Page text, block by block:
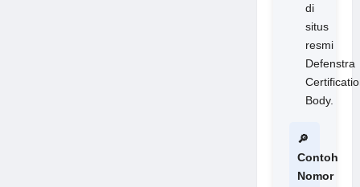
di
situs
resmi
Defenstra
Body.
🔎
Contoh
Nomor